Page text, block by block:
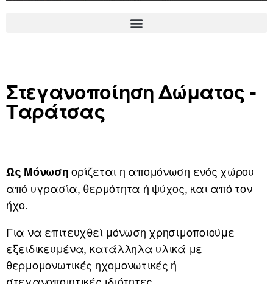
Στεγανοποίηση Δώματος -
Ταράτσας
Ως Μόνωσηορίζεται η απομόνωση ενός χώρου
από υγρασία, θερμότητα ή ψύχος, και από τον
ήχο.
Για να επιτευχθεί μόνωση χρησιμοποιούμε
εξειδικευμένα, κατάλληλα υλικά με
θερμομονωτικές ηχομονωτικές ή